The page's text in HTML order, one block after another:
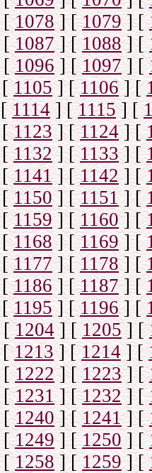
[1078] [1079] [
[1087] [1088] [
[1096 ] [1097] [
[1105] [1106] [
[1114] [1115] [
[1123] [1124] [
[1132] [1133] [
[1141] [1142] [
[1150] [1151] [
[1159] [1160] [
[1168] [1169] [
[1177] [1178] [
[1186] [1187] [
[1195] [1196] [
[1204] [1205] [
[1213] [1214] [
[1222] [1223] [
[1231] [1232] [
[1240] [1241] [
[1249 ] [1250] [
[1258] [1259] [